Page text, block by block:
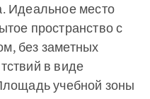
Идеальное место
пространство с
без заметных
в виде
учебной зоны